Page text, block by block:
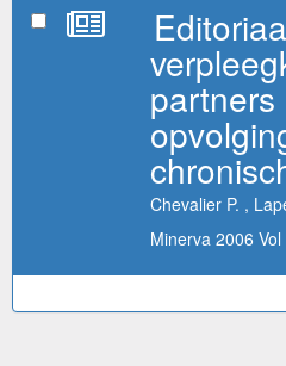
partners
Chevalier P. ,
Minerva 2006